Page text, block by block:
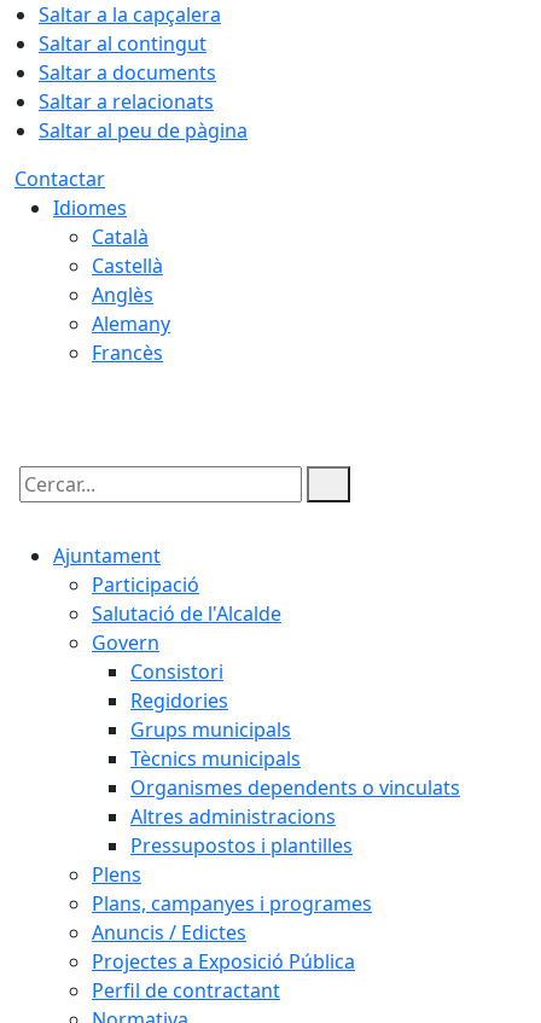
Saltar a la capçalera
Saltar al contingut
Saltar a documents
Saltar a relacionats
Saltar al peu de pàgina
Contactar
Idiomes
Català
Castellà
Anglès
Alemany
Francès
Cercar:
Ajuntament
Participació
Salutació de l'Alcalde
Govern
Consistori
Regidories
Grups municipals
Tècnics municipals
Organismes dependents o vinculats
Altres administracions
Pressupostos i plantilles
Plens
Plans, campanyes i programes
Anuncis / Edictes
Projectes a Exposició Pública
Perfil de contractant